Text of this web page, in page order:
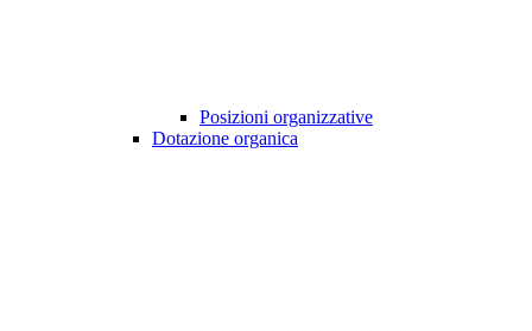
Posizioni organizzative
Dotazione organica